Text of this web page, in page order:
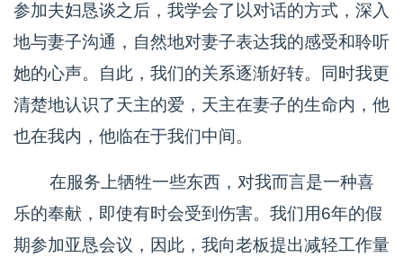
参加夫妇恳谈之后，我学会了以对话的方式，深入
地与妻子沟通，自然地对妻子表达我的感受和聆听
她的心声。自此，我们的关系逐渐好转。同时我更
清楚地认识了天主的爱，天主在妻子的生命内，他
也在我内，他临在于我们中间。
在服务上牺牲一些东西，对我而言是一种喜
乐的奉献，即使有时会受到伤害。我们用6年的假
期参加亚恳会议，因此，我向老板提出减轻工作量